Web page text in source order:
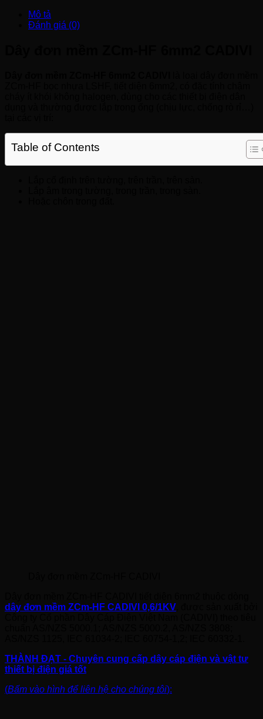
Mô tả
Đánh giá (0)
Table of Contents
dây đơn mềm ZCm-HF CADIVI 0,6/1KV
THÀNH ĐẠT - Chuyên cung cấp dây cáp điện và vật tư
thiết bị điện giá tốt
(Bấm vào hình để liên hệ cho chúng tôi):